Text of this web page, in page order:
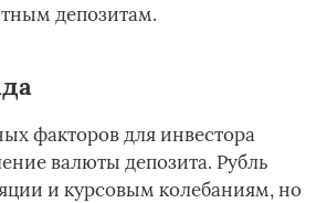
депозитам.
факторов для инвестора
валюты депозита. Рубль
и курсовым колебаниям, но